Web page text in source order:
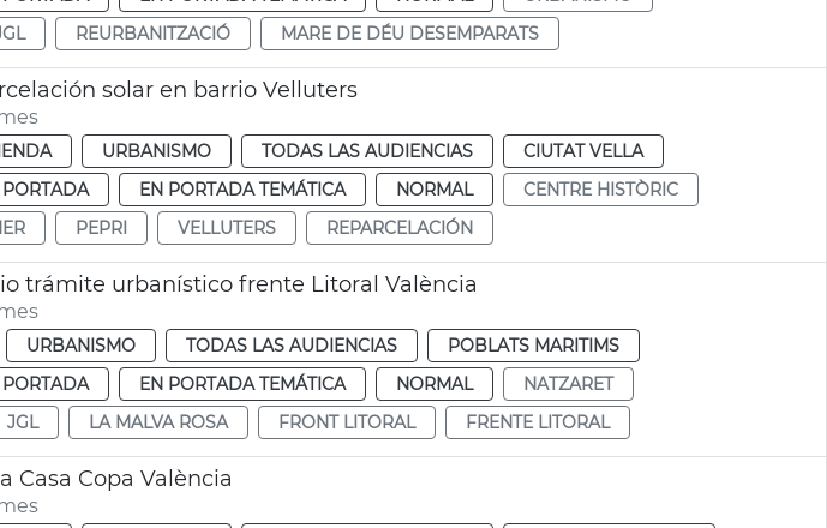
REURBANITZACIÓ MARE DE DÉU DESEMPARATS
solar en barrio Velluters
URBANISMO TODAS LAS AUDIENCIAS
CIUTAT VELLA
PORTADA EN PORTADA TEMÁTICA NORMAL
CENTRE HISTÒRIC
PEPRI VELLUTERS REPARCELACIÓN
trámite urbanístico frente Litoral València
URBANISMO TODAS LAS AUDIENCIAS
POBLATS MARITIMS
PORTADA EN PORTADA TEMÁTICA NORMAL
NATZARET
JGL LA MALVA ROSA FRONT LITORAL FRENTE LITORAL
Casa Copa València